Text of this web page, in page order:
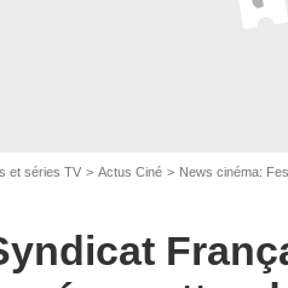
et séries TV Actus Ciné News cinéma: